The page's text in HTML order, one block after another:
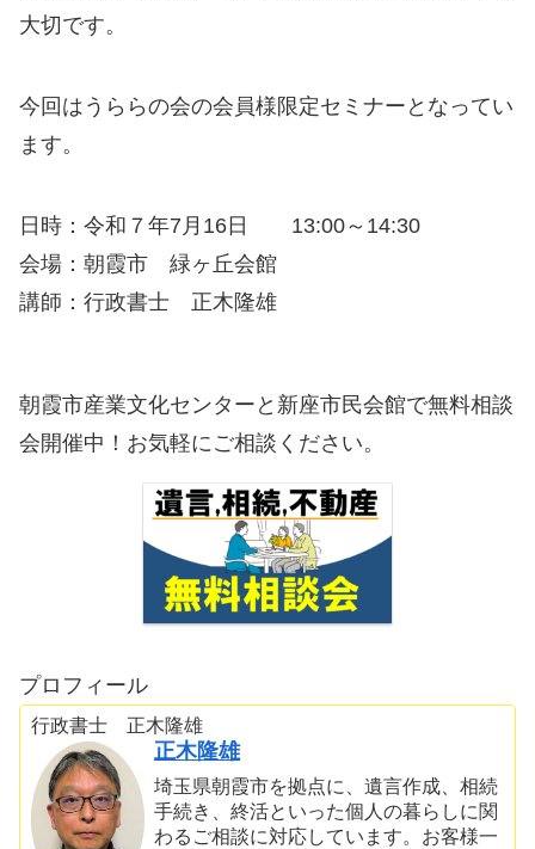
大切です。
今回はうららの会の会員様限定セミナーとなってい
ます。
日時：令和７年7月16日 13:00～14:30
会場：朝霞市 緑ヶ丘会館
講師：行政書士 正木隆雄
朝霞市産業文化センターと新座市民会館で無料相談
会開催中！お気軽にご相談ください。
プロフィール
行政書士 正木隆雄
正木隆雄
埼玉県朝霞市を拠点に、遺言作成、相続
手続き、終活といった個人の暮らしに関
わるご相談に対応しています。お客様一